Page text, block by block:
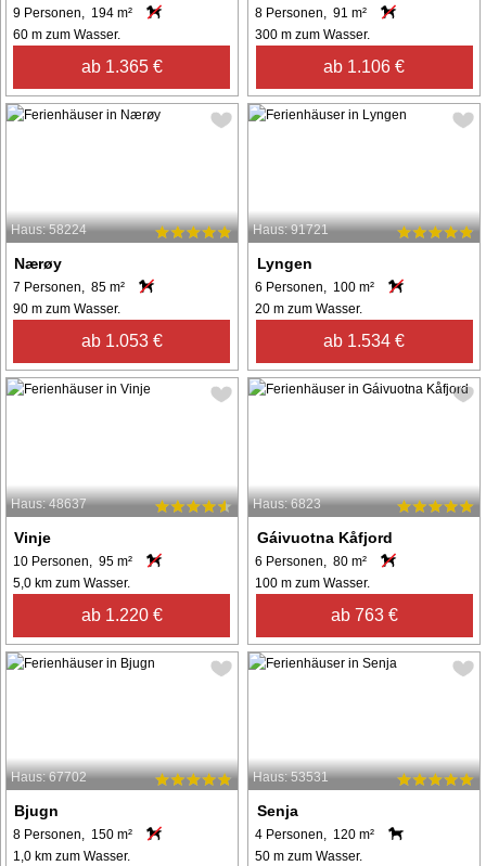
9 Personen, 194 m²
60 m zum Wasser.
ab 1.365 €
8 Personen, 91 m²
300 m zum Wasser.
ab 1.106 €
Haus: 58224
Nærøy
7 Personen, 85 m²
90 m zum Wasser.
ab 1.053 €
Haus: 91721
Lyngen
6 Personen, 100 m²
20 m zum Wasser.
ab 1.534 €
Haus: 48637
Vinje
10 Personen, 95 m²
5,0 km zum Wasser.
ab 1.220 €
Haus: 6823
Gáivuotna Kåfjord
6 Personen, 80 m²
100 m zum Wasser.
ab 763 €
Haus: 67702
Bjugn
8 Personen, 150 m²
1,0 km zum Wasser.
Haus: 53531
Senja
4 Personen, 120 m²
50 m zum Wasser.